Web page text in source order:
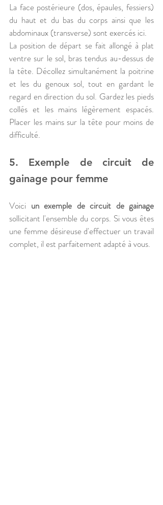
La face postérieure (dos, épaules, fessiers)
du haut et du bas du corps ainsi que les
abdominaux (transverse) sont exercés ici.
La position de départ se fait allongé à plat
ventre sur le sol, bras tendus au-dessus de
la tête. Décollez simultanément la poitrine
et les du genoux sol, tout en gardant le
regard en direction du sol. Gardez les pieds
collés et les mains légèrement espacés.
Placer les mains sur la tête pour moins de
difficulté.
5. Exemple de circuit de
gainage pour femme
Voici un exemple de circuit de gainage
sollicitant l'ensemble du corps. Si vous êtes
une femme désireuse d'effectuer un travail
complet, il est parfaitement adapté à vous.